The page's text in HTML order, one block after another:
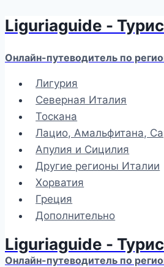
Перейти
содержимому
Liguriaguide -
Онлайн-путеводитель по
Лигурия
Северная Италия
Тоскана
Лацио, Амальфитана,
Апулия и Сицилия
Другие регионы Италии
Хорватия
Греция
Дополнительно
Liguriaguide -
Онлайн-путеводитель по